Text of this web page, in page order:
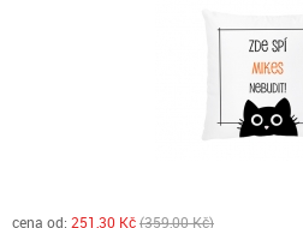
cena od: 251,30 Kč 359,00 Kč